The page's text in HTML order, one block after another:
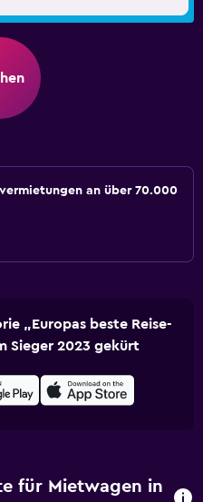
an über 70.000
„Europas beste Reise-
Sieger 2023 gekürt
für Mietwagen in